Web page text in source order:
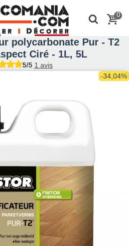
0
polycarbonate Pur - T2
Ciré - 1L, 5L
5/5 1 avis
-34,04%